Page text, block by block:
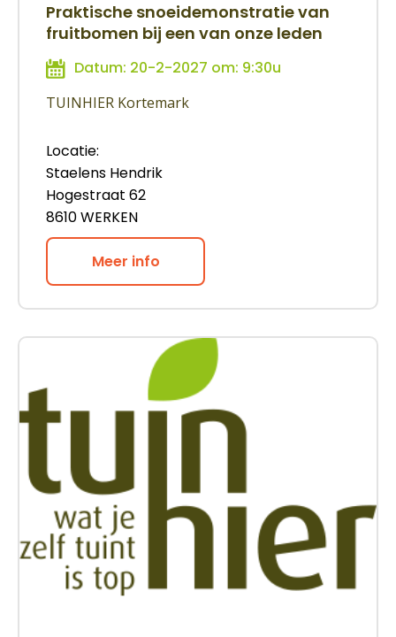
Praktische snoeidemonstratie van
fruitbomen bij een van onze leden
Datum: 20-2-2027 om: 9:30u
TUINHIER Kortemark
Locatie:
Staelens Hendrik
Hogestraat 62
8610 WERKEN
Meer info